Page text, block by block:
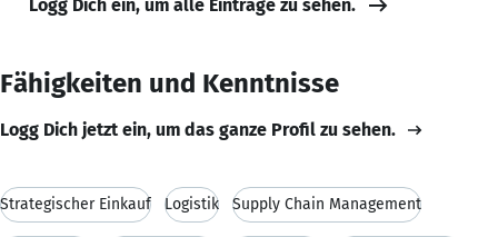
Logg Dich ein, um alle Einträge zu sehen.
Fähigkeiten und Kenntnisse
Logg Dich jetzt ein, um das ganze Profil zu sehen.
Strategischer Einkauf Logistik Supply Chain Management